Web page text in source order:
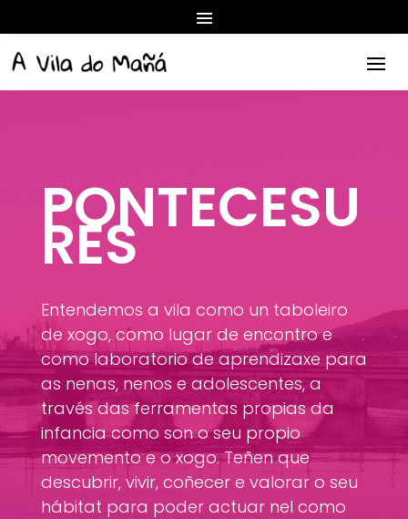
PONTECESU
RES
Entendemos a vila como un taboleiro
de xogo, como lugar de encontro e
como laboratorio de aprendizaxe para
as nenas, nenos e adolescentes, a
través das ferramentas propias da
infancia como son o seu propio
movemento e o xogo. Teñen que
descubrir, vivir, coñecer e valorar o seu
hábitat para poder actuar nel como